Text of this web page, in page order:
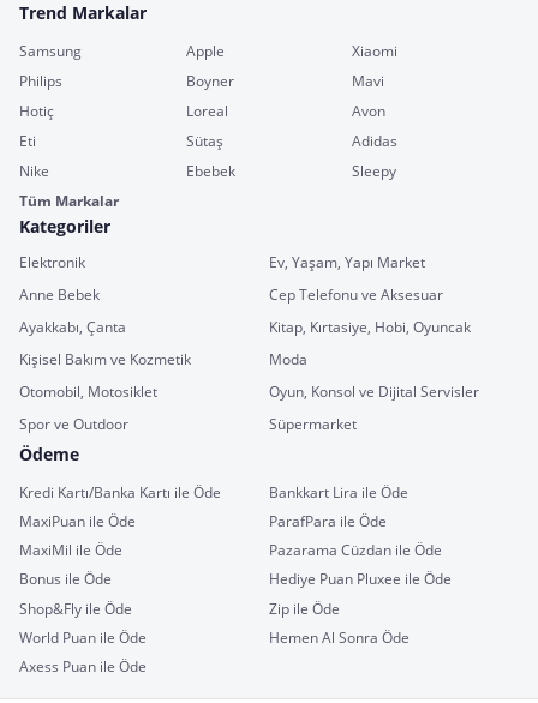
Trend Markalar
Samsung Apple
Xiaomi
Philips
Boyner
Mavi
Hotiç
Loreal
Avon
Eti
Sütaş
Adidas
Nike
Ebebek
Sleepy
Tüm Markalar
Kategoriler
Elektronik
Ev, Yaşam, Yapı Market
Anne Bebek
Cep Telefonu ve Aksesuar
Ayakkabı, Çanta
Kitap, Kırtasiye, Hobi, Oyuncak
Kişisel Bakım ve Kozmetik
Moda
Otomobil, Motosiklet
Oyun, Konsol ve Dijital Servisler
Spor ve Outdoor
Süpermarket
Ödeme
Kredi Kartı/Banka Kartı ile Öde
Bankkart Lira ile Öde
MaxiPuan ile Öde
ParafPara ile Öde
MaxiMil ile Öde
Pazarama Cüzdan ile Öde
Bonus ile Öde
Hediye Puan Pluxee ile Öde
Shop&Fly ile Öde
Zip ile Öde
World Puan ile Öde
Hemen Al Sonra Öde
Axess Puan ile Öde